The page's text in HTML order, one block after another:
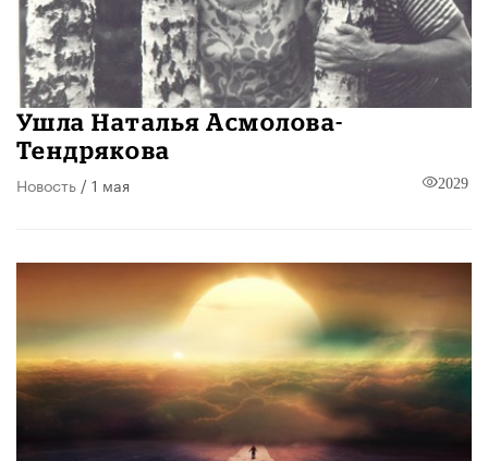
Ушла Наталья Асмолова-
Тендрякова
Новость / 1 мая 2029